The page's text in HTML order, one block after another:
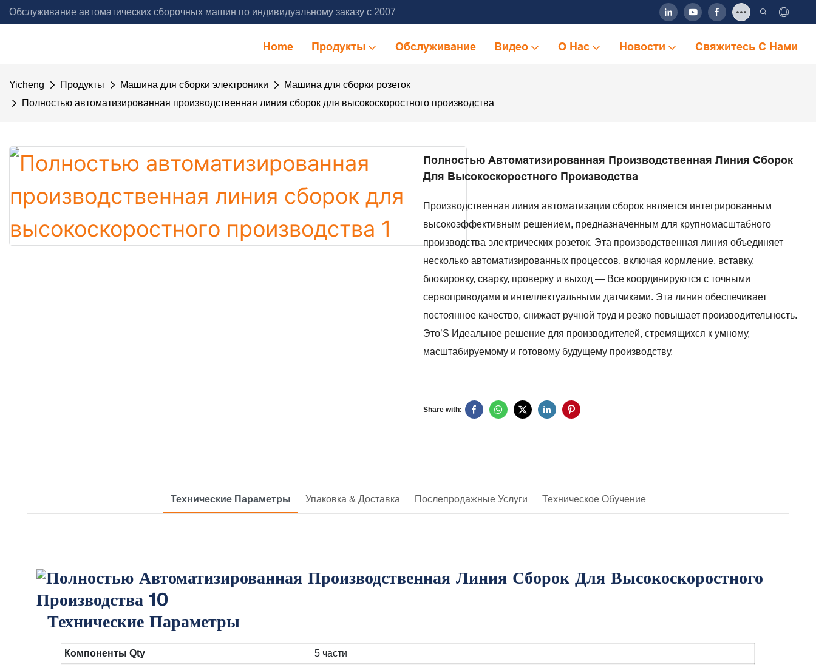
Обслуживание автоматических сборочных машин по индивидуальному заказу с 2007
Home Продукты Обслуживание Видео О Нас Новости Свяжитесь С Нами
Yicheng Продукты Машина для сборки электроники
Машина для сборки розеток
Полностью автоматизированная производственная линия сборок для высокоскоростного производства
Полностью Автоматизированная Производственная Линия Сборок
Для Высокоскоростного Производства
Производственная линия автоматизации сборок является интегрированным
высокоэффективным решением, предназначенным для крупномасштабного
производства электрических розеток. Эта производственная линия объединяет
несколько автоматизированных процессов, включая кормление, вставку,
блокировку, сварку, проверку и выход — Все координируются с точными
сервоприводами и интеллектуальными датчиками. Эта линия обеспечивает
постоянное качество, снижает ручной труд и резко повышает производительность.
Это’S Идеальное решение для производителей, стремящихся к умному,
масштабируемому и готовому будущему производству.
Share with:
Технические Параметры Упаковка & Доставка Послепродажные Услуги Техническое Обучение
Технические Параметры
Компоненты Qty
5 части